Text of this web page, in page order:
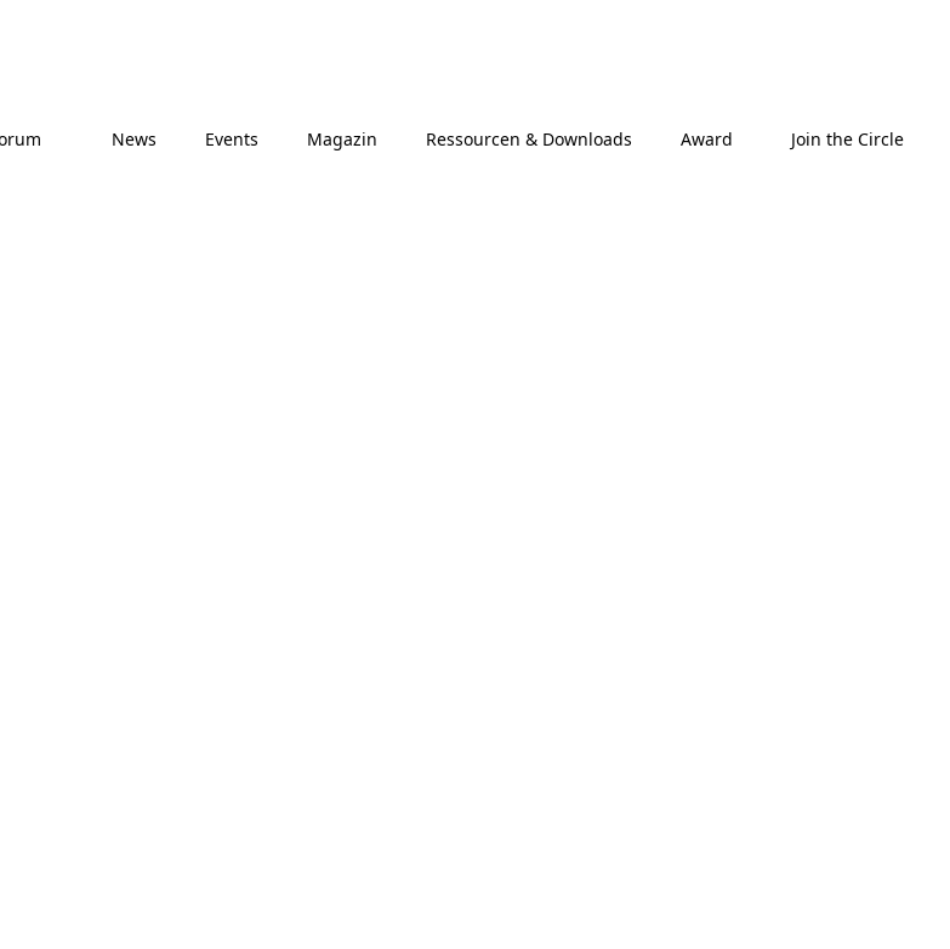
News Events Magazin Ressourcen & Downloads Award Join the Circle